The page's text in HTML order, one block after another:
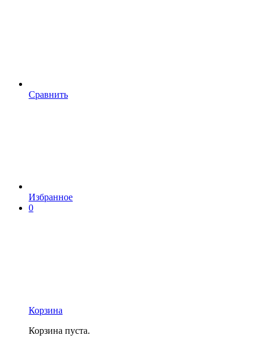
Сравнить
Избранное
0
Корзина
Корзина пуста.